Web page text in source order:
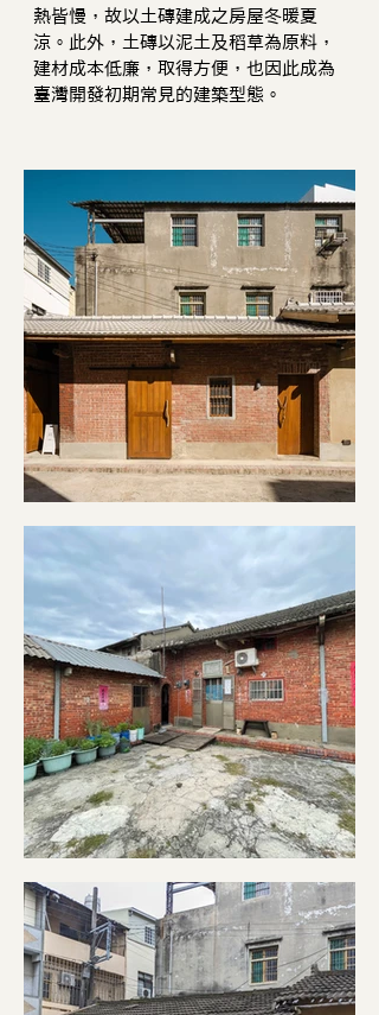
熱皆慢，故以土磚建成之房屋冬暖夏
涼。此外，土磚以泥土及稻草為原料，
建材成本低廉，取得方便，也因此成為
臺灣開發初期常見的建築型態。